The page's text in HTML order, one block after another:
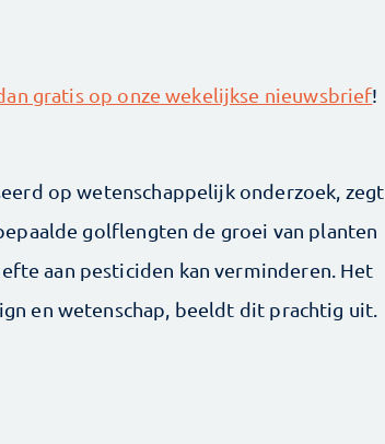
gratis op onze wekelijkse nieuwsbrief!
op wetenschappelijk onderzoek, zegt
golflengten de groei van planten
aan pesticiden kan verminderen. Het
en wetenschap, beeldt dit prachtig uit.